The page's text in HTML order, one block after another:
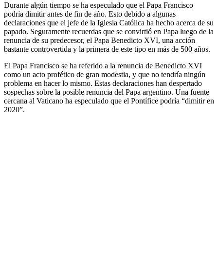
Durante algún tiempo se ha especulado que el Papa Francisco
podría dimitir antes de fin de año. Esto debido a algunas
declaraciones que el jefe de la Iglesia Católica ha hecho acerca de su
papado. Seguramente recuerdas que se convirtió en Papa luego de la
renuncia de su predecesor, el Papa Benedicto XVI, una acción
bastante controvertida y la primera de este tipo en más de 500 años.
El Papa Francisco se ha referido a la renuncia de Benedicto XVI
como un acto profético de gran modestia, y que no tendría ningún
problema en hacer lo mismo. Estas declaraciones han despertado
sospechas sobre la posible renuncia del Papa argentino. Una fuente
cercana al Vaticano ha especulado que el Pontífice podría “dimitir en
2020”.